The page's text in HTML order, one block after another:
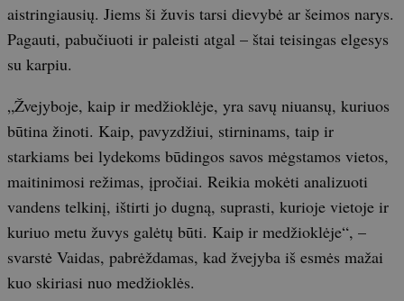
aistringiausių. Jiems ši žuvis tarsi dievybė ar šeimos narys.
Pagauti, pabučiuoti ir paleisti atgal – štai teisingas elgesys
su karpiu.
„Žvejyboje, kaip ir medžioklėje, yra savų niuansų, kuriuos
būtina žinoti. Kaip, pavyzdžiui, stirninams, taip ir
starkiams bei lydekoms būdingos savos mėgstamos vietos,
maitinimosi režimas, įpročiai. Reikia mokėti analizuoti
vandens telkinį, ištirti jo dugną, suprasti, kurioje vietoje ir
kuriuo metu žuvys galėtų būti. Kaip ir medžioklėje“, –
svarstė Vaidas, pabrėždamas, kad žvejyba iš esmės mažai
kuo skiriasi nuo medžioklės.